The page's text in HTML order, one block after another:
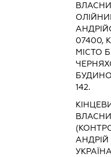
07400,
МІСТО
142.
АНДРІЙ